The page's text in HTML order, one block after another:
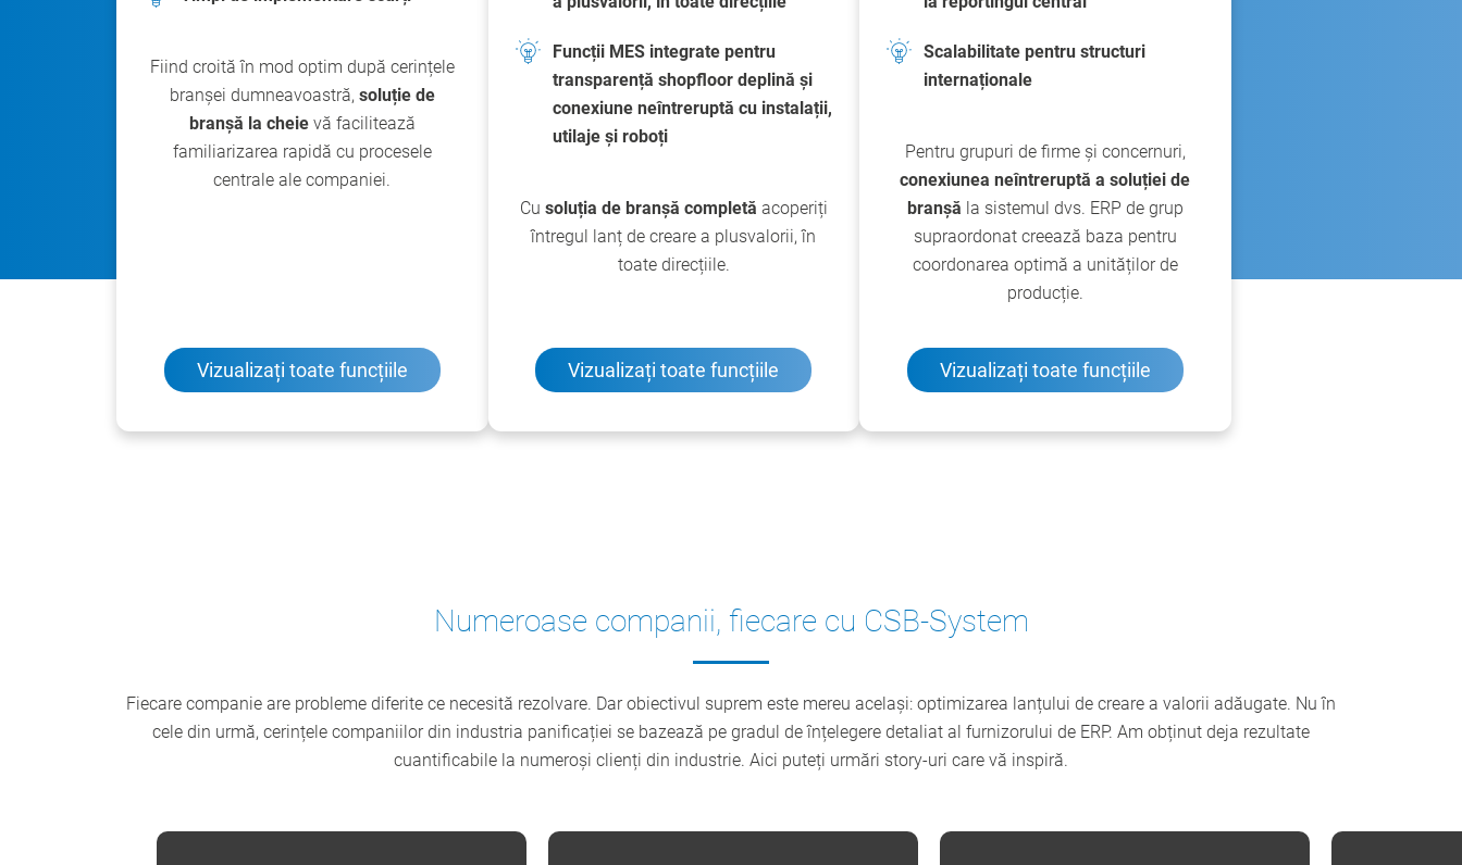
Fiind croită în mod optim după cerințele
branșei dumneavoastră, soluție de
branșă la cheie vă facilitează
familiarizarea rapidă cu procesele
centrale ale companiei.
Vizualizați toate funcțiile
Funcții MES integrate pentru
transparență shopfloor deplină și
conexiune neîntreruptă cu instalații,
utilaje și roboți
Cu soluția de branșă completă acoperiți
întregul lanț de creare a plusvalorii, în
toate direcțiile.
Vizualizați toate funcțiile
Scalabilitate pentru structuri
internaționale
Pentru grupuri de firme și concernuri,
conexiunea neîntreruptă a soluției de
branșă la sistemul dvs. ERP de grup
supraordonat creează baza pentru
coordonarea optimă a unităților de
producție.
Vizualizați toate funcțiile
Numeroase companii, fiecare cu CSB-System
Fiecare companie are probleme diferite ce necesită rezolvare. Dar obiectivul suprem este mereu același: optimizarea lanțului de creare a valorii adăugate. Nu în
cele din urmă, cerințele companiilor din industria panificației se bazează pe gradul de înțelegere detaliat al furnizorului de ERP. Am obținut deja rezultate
cuantificabile la numeroși clienți din industrie. Aici puteți urmări story-uri care vă inspiră.